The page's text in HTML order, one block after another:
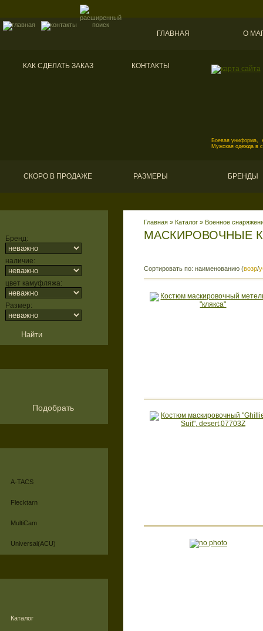
ГЛАВНАЯ О
КАК СДЕЛАТЬ ЗАКАЗ КОНТАКТЫ
Боевая униформа,
Мужская одежда в
СКОРО В ПРОДАЖЕ РАЗМЕРЫ БРЕНДЫ
Бренд:
наличие:
цвет камуфляжа:
Размер:
Подобрать
A-TACS
Flecktarn
MultiCam
Universal(ACU)
Каталог
МАСКИРОВОЧНЫЕ
Главная » Каталог » Военное
Сортировать по: наименованию (возр/